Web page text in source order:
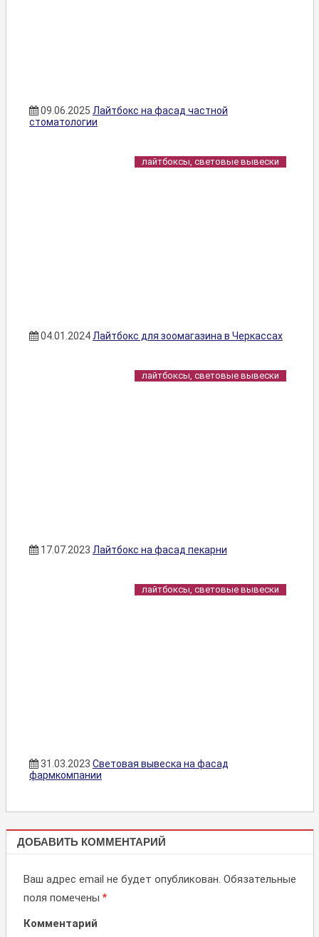
09.06.2025 Лайтбокс на фасад частной
стоматологии
лайтбоксы, световые вывески
04.01.2024 Лайтбокс для зоомагазина в Черкассах
лайтбоксы, световые вывески
17.07.2023 Лайтбокс на фасад пекарни
лайтбоксы, световые вывески
31.03.2023 Световая вывеска на фасад
фармкомпании
ЛАЙТБОКСЫ,
СВЕТОВЫЕ
ДОБАВИТЬ КОММЕНТАРИЙ
Ваш адрес email не будет опубликован. Обязательные
поля помечены *
Комментарий